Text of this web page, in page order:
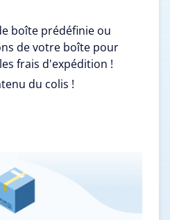
boîte prédéfinie ou
de votre boîte pour
frais d'expédition !
du colis !